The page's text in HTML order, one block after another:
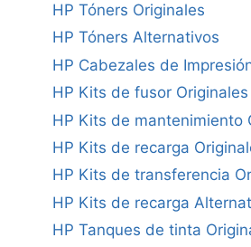
HP Tóners Originales
HP Tóners Alternativos
HP Cabezales de
HP Kits de fusor Originales
HP Kits de mantenimiento
HP Kits de recarga
HP Kits de transferencia
HP Kits de recarga
HP Tanques de tinta